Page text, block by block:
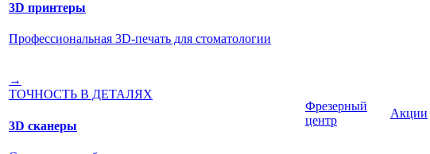
3D принтеры
Профессиональная 3D-печать для стоматологии
→
ТОЧНОСТЬ В ДЕТАЛЯХ
3D сканеры
Фрезерный
центр
Акции